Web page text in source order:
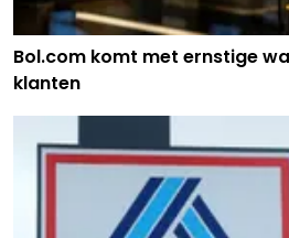
Bol.com komt met ernstige
klanten